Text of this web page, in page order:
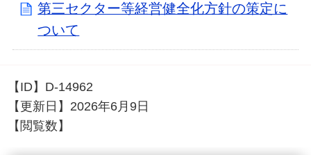
第三セクター等経営健全化方針の策定に
ついて
【ID】 D-14962
【更新日】 2026年6月9日
【閲覧数】